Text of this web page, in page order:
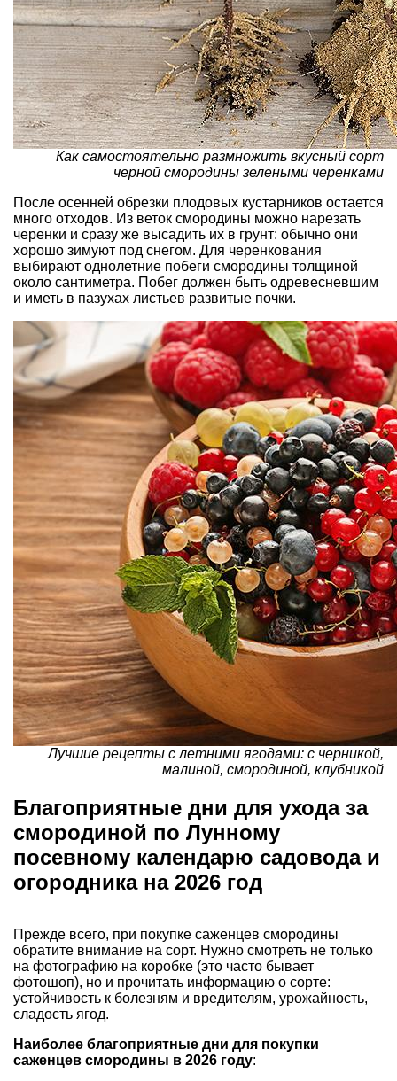
Как самостоятельно размножить вкусный сорт
черной смородины зелеными черенками
После осенней обрезки плодовых кустарников остается
много отходов. Из веток смородины можно нарезать
черенки и сразу же высадить их в грунт: обычно они
хорошо зимуют под снегом. Для черенкования
выбирают однолетние побеги смородины толщиной
около сантиметра. Побег должен быть одревесневшим
и иметь в пазухах листьев развитые почки.
Лучшие рецепты с летними ягодами: с черникой,
малиной, смородиной, клубникой
Благоприятные дни для ухода за
смородиной по Лунному
посевному календарю садовода и
огородника на 2026 год
Прежде всего, при покупке саженцев смородины
обратите внимание на сорт. Нужно смотреть не только
на фотографию на коробке (это часто бывает
фотошоп), но и прочитать информацию о сорте:
устойчивость к болезням и вредителям, урожайность,
сладость ягод.
Наиболее благоприятные дни для покупки
саженцев смородины в 2026 году: